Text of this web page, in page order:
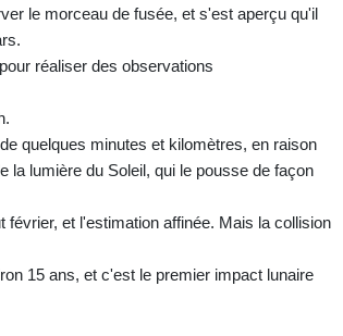
le morceau de fusée, et s'est aperçu qu'il
réaliser des observations
quelques minutes et kilomètres, en raison
la lumière du Soleil, qui le pousse de façon
et l'estimation affinée. Mais la collision
15 ans, et c'est le premier impact lunaire